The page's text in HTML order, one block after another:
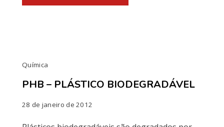
Química
PHB – PLÁSTICO BIODEGRADÁVEL
28 de janeiro de 2012